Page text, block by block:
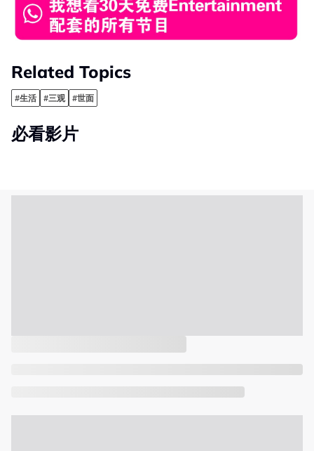
Related Topics
#生活 #三观 #世面
必看影片